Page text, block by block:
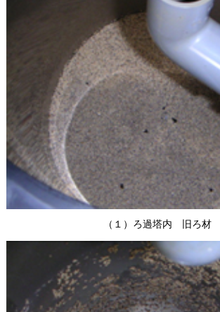
（１）ろ過塔内 旧ろ材